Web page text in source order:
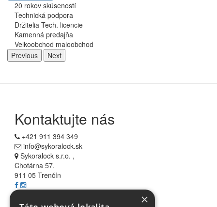
20 rokov skúseností
Technická podpora
Držitelia Tech. licencie
Kamenná predajňa
Veľkoobchod maloobchod
Previous
Next
Kontaktujte nás
+421 911 394 349
info@sykoralock.sk
Sykoralock s.r.o. ,
Chotárna 57,
911 05 Trenčín
×